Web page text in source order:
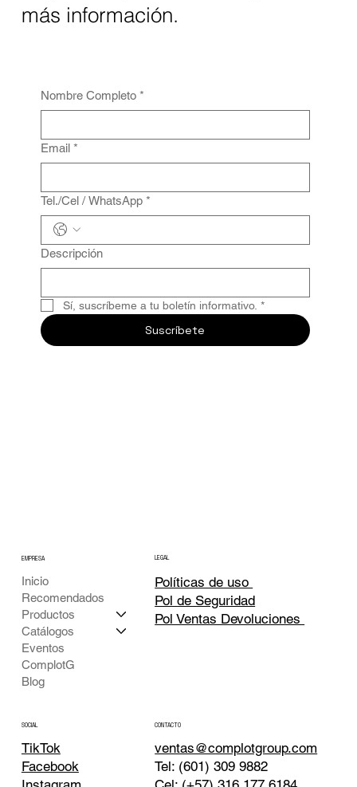
más información.
Nombre Completo *
Email *
Tel./Cel / WhatsApp *
Descripción
Sí, suscríbeme a tu boletín informativo. *
Suscríbete
EMPRESA
Inicio
Recomendados
Productos
Catálogos
Eventos
ComplotG
Blog
LEGAL
Políticas de uso
Pol de Seguridad
Pol Ventas Devoluciones
SOCIAL
TikTok
Facebook
CONTACTO
ventas@complotgroup.com
Tel: (601) 309 9882